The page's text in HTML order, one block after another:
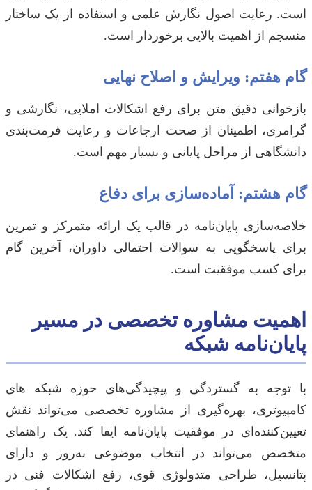
است. رعایت اصول نگارش علمی و استفاده از یک ساختار
منسجم از اهمیت بالایی برخوردار است.
گام هفتم: ویرایش و اصلاح نهایی
بازخوانی دقیق متن برای رفع اشکالات املایی، نگارشی و
گرامری، اطمینان از صحت ارجاعات و رعایت فرمت‌بندی
دانشگاهی از مراحل پایانی و بسیار مهم است.
گام هشتم: آماده‌سازی برای دفاع
خلاصه‌سازی پایان‌نامه در قالب یک ارائه متمرکز و تمرین
برای پاسخگویی به سوالات احتمالی داوران، آخرین گام
برای کسب موفقیت است.
اهمیت مشاوره تخصصی در مسیر
پایان‌نامه شبکه
با توجه به گستردگی و پیچیدگی‌های حوزه شبکه های
کامپیوتری، بهره‌گیری از مشاوره تخصصی می‌تواند نقش
تعیین‌کننده‌ای در موفقیت پایان‌نامه ایفا کند. یک راهنمای
متخصص می‌تواند در انتخاب موضوعی به‌روز و دارای
پتانسیل، طراحی متدولوژی قوی، رفع اشکالات فنی در